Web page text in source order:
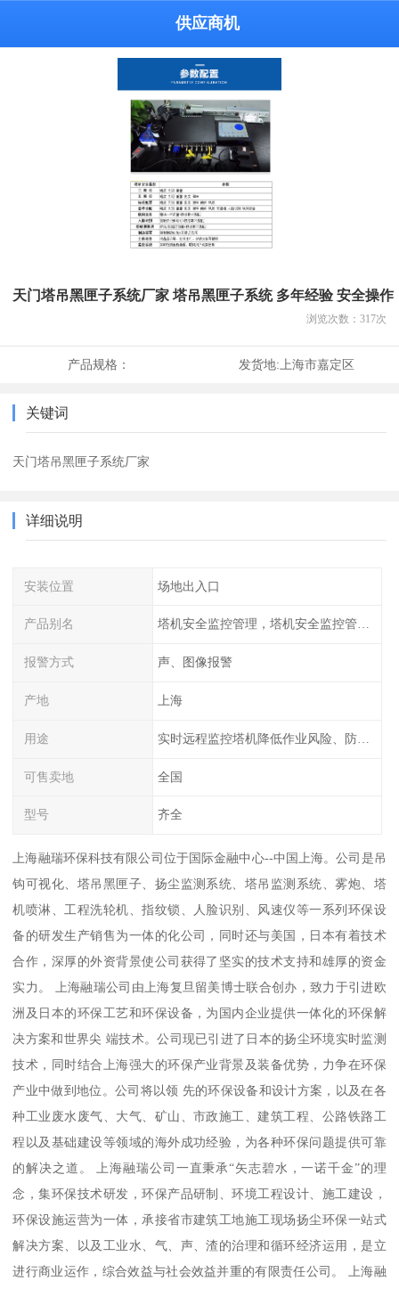
供应商机
天门塔吊黑匣子系统厂家 塔吊黑匣子系统 多年经验 安全操作
浏览次数： 317次
产品规格： 发货地:上海市嘉定区
关键词
天门塔吊黑匣子系统厂家
详细说明
安装位置 场地出入口
产品别名 塔机安全监控管理，塔机安全监控管理系统，特种设备安全管理系统
报警方式 声、图像报警
产地 上海
用途 实时远程监控塔机降低作业风险、防止塔群间碰撞
可售卖地 全国
型号 齐全
上海融瑞环保科技有限公司位于国际金融中心--中国上海。公司是吊
钩可视化、塔吊黑匣子、扬尘监测系统、塔吊监测系统、雾炮、塔
机喷淋、工程洗轮机、指纹锁、人脸识别、风速仪等一系列环保设
备的研发生产销售为一体的化公司，同时还与美国，日本有着技术
合作，深厚的外资背景使公司获得了坚实的技术支持和雄厚的资金
实力。 上海融瑞公司由上海复旦留美博士联合创办，致力于引进欧
洲及日本的环保工艺和环保设备，为国内企业提供一体化的环保解
决方案和世界尖 端技术。公司现已引进了日本的扬尘环境实时监测
技术，同时结合上海强大的环保产业背景及装备优势，力争在环保
产业中做到地位。公司将以领 先的环保设备和设计方案，以及在各
种工业废水废气、大气、矿山、市政施工、建筑工程、公路铁路工
程以及基础建设等领域的海外成功经验，为各种环保问题提供可靠
的解决之道。 上海融瑞公司一直秉承“矢志碧水，一诺千金”的理
念，集环保技术研发，环保产品研制、环境工程设计、施工建设，
环保设施运营为一体，承接省市建筑工地施工现场扬尘环保一站式
解决方案、以及工业水、气、声、渣的治理和循环经济运用，是立
进行商业运作，综合效益与社会效益并重的有限责任公司。 上海融